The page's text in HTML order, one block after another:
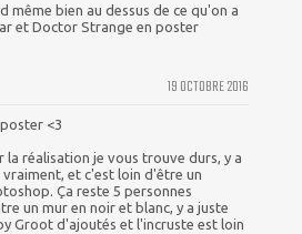
même bien au dessus de ce qu'on a
et Doctor Strange en poster
19 OCTOBRE 2016
<3
la réalisation je vous trouve durs, y a
vraiment, et c'est loin d'être un
Ça reste 5 personnes
un mur en noir et blanc, y a juste
Groot d'ajoutés et l'incruste est loin